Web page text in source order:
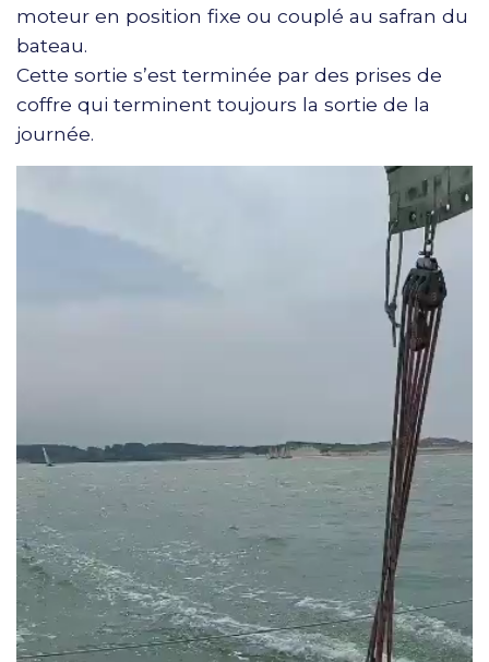
moteur en position fixe ou couplé au safran du
bateau.
Cette sortie s’est terminée par des prises de
coffre qui terminent toujours la sortie de la
journée.